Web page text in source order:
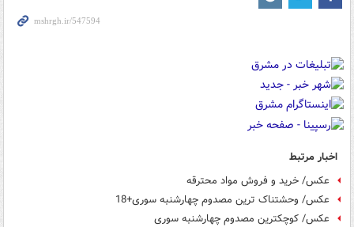
اخبار مرتبط
عکس/ خرید و فروش مواد محترقه
عکس/ وحشتناک ترین مصدوم چهارشنبه سوری+18
عکس/ کوچکترین مصدوم چهارشنبه سوری